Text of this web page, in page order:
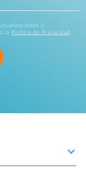
y
la
Política de Privacidad